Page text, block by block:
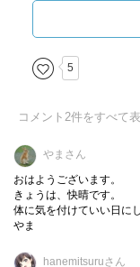
2008年2月15日ま
この本は、この
ら2002年3月8日
例えば2001年2月
の近況報告があ
び3人の報告があ
をまず作者別に、
どの編集がされて
宮部、京極からの
編集はあります
5
コメント 2件をすべて
やまさん
おはようございます。
きょうは、快晴です。
体に気を付けていい日に
やま
hanemitsuruさん